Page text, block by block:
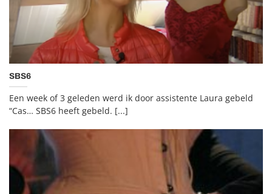
SBS6
Een week of 3 geleden werd ik door assistente Laura gebeld
“Cas… SBS6 heeft gebeld. [...]